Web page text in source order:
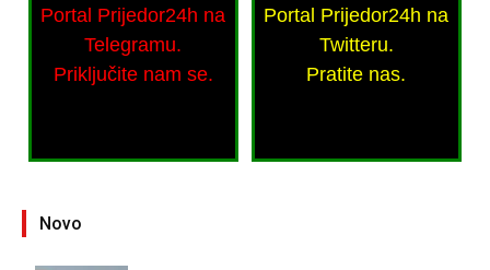
Portal Prijedor24h na
Telegramu.
Priključite nam se.
Portal Prijedor24h na
Twitteru.
Pratite nas.
Novo